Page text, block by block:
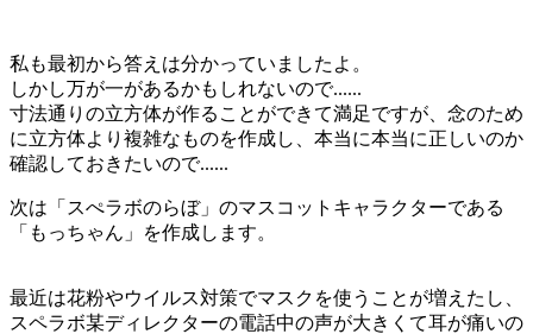
私も最初から答えは分かっていましたよ。
しかし万が一があるかもしれないので......
寸法通りの立方体が作ることができて満足ですが、 念のため
に立方体より複雑なものを作成し、本当に本当に正しいのか
確認しておきたいので......
次は「スぺラボのらぼ」のマスコットキャラクターである
「もっちゃん」を作成します。
最近は花粉やウイルス対策でマスクを使うことが増えたし、
スペラボ某ディレクターの電話中の声が大きくて耳が痛いの